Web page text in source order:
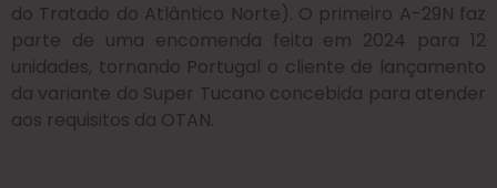
do Tratado do Atlântico Norte). O primeiro A-29N faz
parte de uma encomenda feita em 2024 para 12
unidades, tornando Portugal o cliente de lançamento
da variante do Super Tucano concebida para atender
aos requisitos da OTAN.